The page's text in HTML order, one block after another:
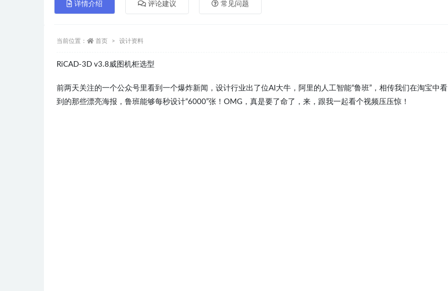
详情介绍 评论建议 常见问题
当前位置： 首页 设计资料
RiCAD-3D v3.8威图机柜选型
前两天关注的一个公众号里看到一个爆炸新闻，设计行业出了位AI大牛，阿里的人工智能“鲁班”，相传我们在淘宝中看
到的那些漂亮海报，鲁班能够每秒设计“6000”张！OMG，真是要了命了，来，跟我一起看个视频压压惊！